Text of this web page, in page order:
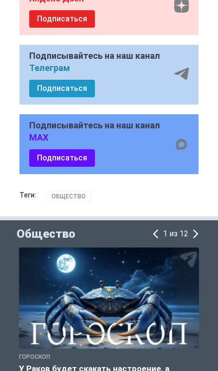
Подписаться
Подписывайтесь на наш канал
Телеграм
Подписаться
Подписывайтесь на наш канал
MAX
Подписаться
Теги: ОБЩЕСТВО
Общество 1 из 12
ГОРОСКОП
У Раков будет скакать настроение, а